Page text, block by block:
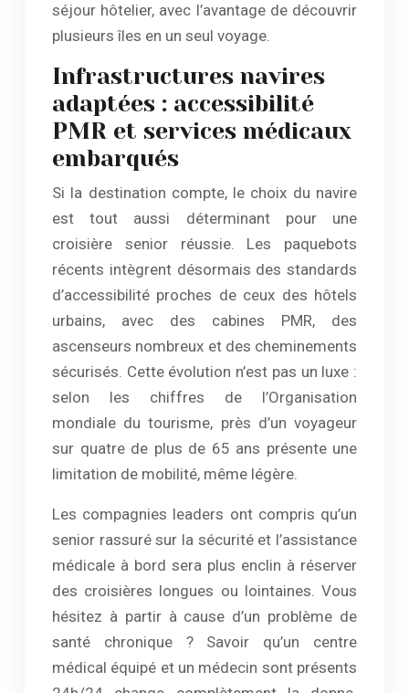
séjour hôtelier, avec l’avantage de découvrir
plusieurs îles en un seul voyage.
Infrastructures navires
adaptées : accessibilité
PMR et services médicaux
embarqués
Si la destination compte, le choix du navire
est tout aussi déterminant pour une
croisière senior réussie. Les paquebots
récents intègrent désormais des standards
d’accessibilité proches de ceux des hôtels
urbains, avec des cabines PMR, des
ascenseurs nombreux et des cheminements
sécurisés. Cette évolution n’est pas un luxe :
selon les chiffres de l’Organisation
mondiale du tourisme, près d’un voyageur
sur quatre de plus de 65 ans présente une
limitation de mobilité, même légère.
Les compagnies leaders ont compris qu’un
senior rassuré sur la sécurité et l’assistance
médicale à bord sera plus enclin à réserver
des croisières longues ou lointaines. Vous
hésitez à partir à cause d’un problème de
santé chronique ? Savoir qu’un centre
médical équipé et un médecin sont présents